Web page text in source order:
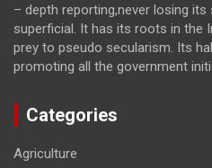
– depth reporting,never losing
superficial. It has its roots in the
prey to pseudo secularism. Its
promoting all the government
Categories
Agriculture